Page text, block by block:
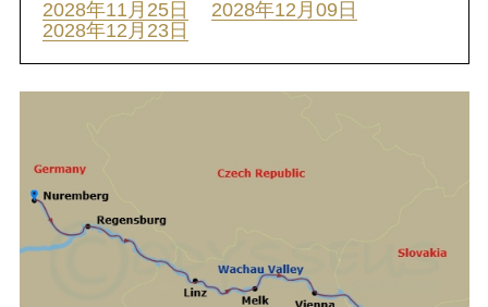
2028年11月25日
2028年12月09日
2028年12月23日